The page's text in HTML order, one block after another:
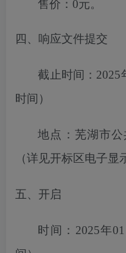
售价：0元。
四、响应文件提交
截止时间： 2025
时间）
地点： 芜湖市公
（详见开标区电子显
五、开启
时间： 2025年